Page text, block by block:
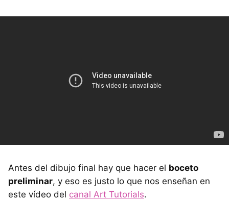
Antes del dibujo final hay que hacer el boceto
preliminar, y eso es justo lo que nos enseñan en
este vídeo del canal Art Tutorials.